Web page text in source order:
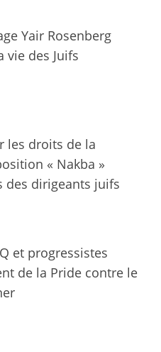
Yair Rosenberg
des Juifs
les droits de la
« Nakba »
des dirigeants juifs
et progressistes
de la Pride contre le